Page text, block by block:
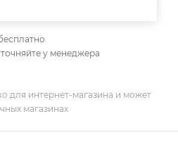
у менеджера
для интернет-магазина и может
магазинах